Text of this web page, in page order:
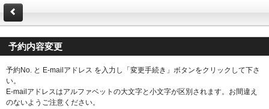
予約内容変更
予約No. と E-mailアドレス を入力し「変更手続き」ボタンをクリックして下さ
い。
E-mailアドレスはアルファベットの大文字と小文字が区別されます。お間違え
のないようご注意ください。